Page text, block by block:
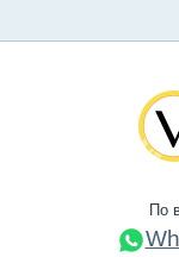
По